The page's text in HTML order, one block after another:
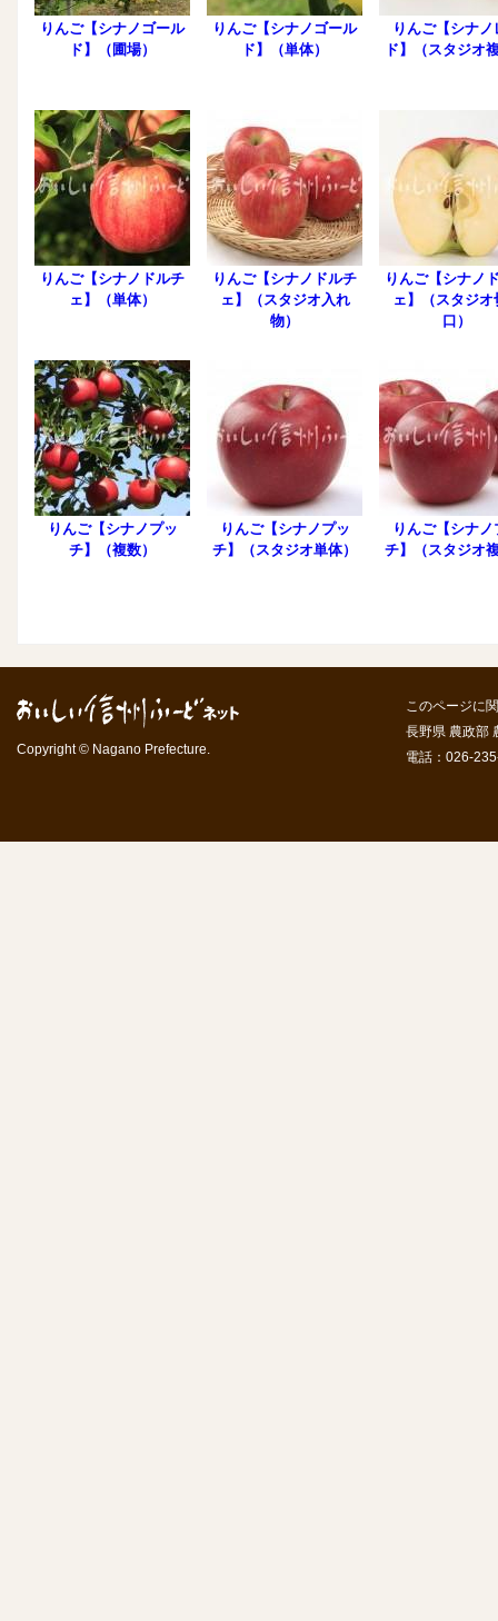
りんご【シナノゴール
ド】（圃場）
りんご【シナノゴール
ド】（単体）
りんご【シナノ
ド】（スタジオ
りんご【シナノドルチ
ェ】（単体）
りんご【シナノドルチ
ェ】（スタジオ入れ
物）
りんご【シナノ
ェ】（スタジオ
口）
りんご【シナノプッ
チ】（複数）
りんご【シナノプッ
チ】（スタジオ単体）
りんご【シナノ
チ】（スタジオ
Copyright © Nagano Prefecture.
このページに
長野県 農政部
電話：026-